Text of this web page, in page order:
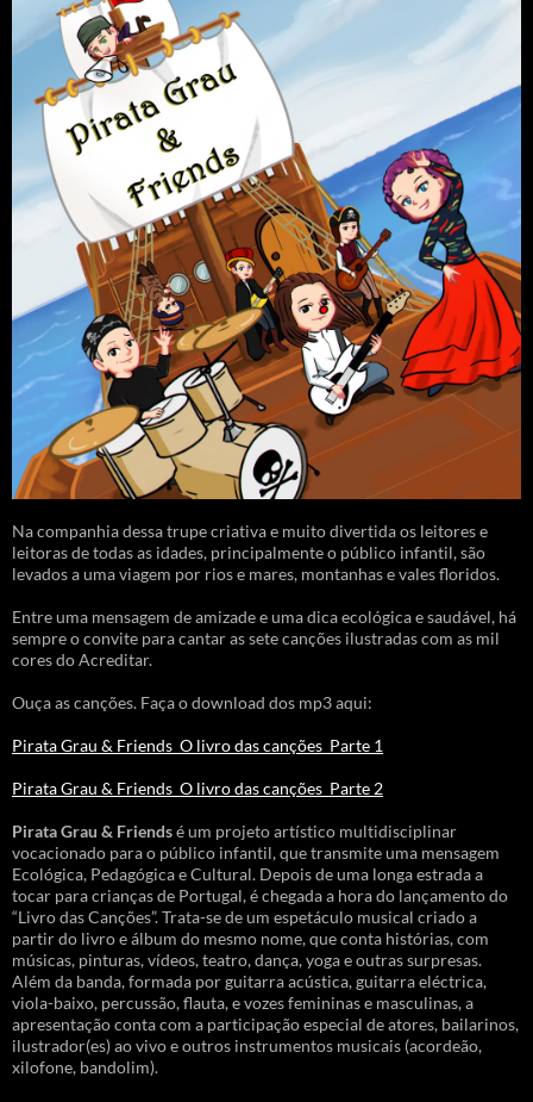
Na companhia dessa trupe criativa e muito divertida os leitores e
leitoras de todas as idades, principalmente o público infantil, são
levados a uma viagem por rios e mares, montanhas e vales floridos.
Entre uma mensagem de amizade e uma dica ecológica e saudável, há
sempre o convite para cantar as sete canções ilustradas com as mil
cores do Acreditar.
Ouça as canções. Faça o download dos mp3 aqui:
Pirata Grau & Friends_O livro das canções_Parte 1
Pirata Grau & Friends_O livro das canções_Parte 2
Pirata Grau & Friendsé um projeto artístico multidisciplinar
vocacionado para o público infantil, que transmite uma mensagem
Ecológica, Pedagógica e Cultural. Depois de uma longa estrada a
tocar para crianças de Portugal, é chegada a hora do lançamento do
“Livro das Canções”. Trata-se de um espetáculo musical criado a
partir do livro e álbum do mesmo nome, que conta histórias, com
músicas, pinturas, vídeos, teatro, dança, yoga e outras surpresas.
Além da banda, formada por guitarra acústica, guitarra eléctrica,
viola-baixo, percussão, flauta, e vozes femininas e masculinas, a
apresentação conta com a participação especial de atores, bailarinos,
ilustrador(es) ao vivo e outros instrumentos musicais (acordeão,
xilofone, bandolim).